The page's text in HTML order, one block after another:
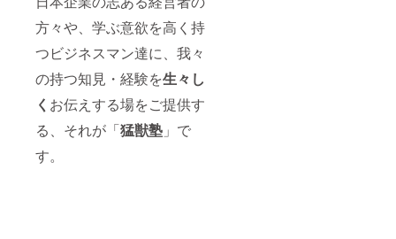
方々や、学ぶ意欲を高く持
つビジネスマン達に、我々
の持つ知見・経験を生々し
く お伝えする場をご提供す
る、それが「猛獣塾 」で
す。